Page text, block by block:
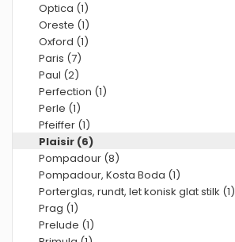
Optica (1)
Oreste (1)
Oxford (1)
Paris (7)
Paul (2)
Perfection (1)
Perle (1)
Pfeiffer (1)
Plaisir (6)
Pompadour (8)
Pompadour, Kosta Boda (1)
Porterglas, rundt, let konisk glat stilk (1)
Prag (1)
Prelude (1)